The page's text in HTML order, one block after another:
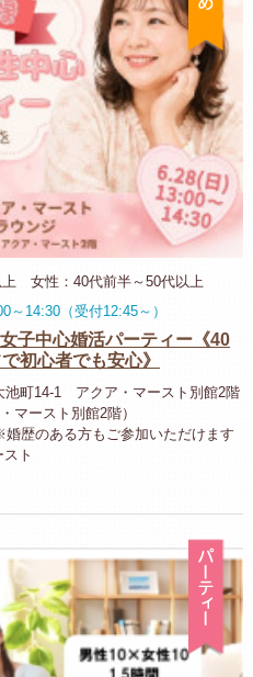
上 女性：40代前半～50代以上
～14:30（受付12:45～）
子中心婚活パーティー《40
初心者でも安心》
池町14-1 アクア・マースト別館2階
マースト別館2階）
歴のある方もご参加いただけます
ト
パ